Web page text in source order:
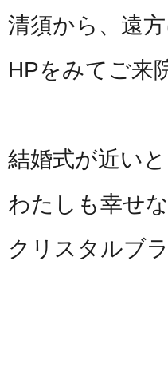
清須から、遠
HPをみてご来
結婚式が近い
わたしも幸せ
クリスタルブ